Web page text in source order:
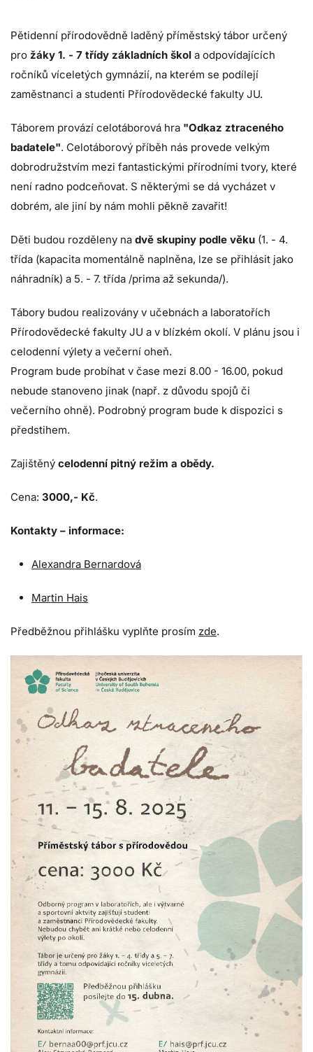
Pětidenní přírodovědně laděný příměstský tábor určený
pro žáky 1. - 7 třídy základních škol a odpovídajících
ročníků víceletých gymnázií, na kterém se podílejí
zaměstnanci a studenti Přírodovědecké fakulty JU.
Táborem provází celotáborová hra "Odkaz ztraceného
badatele". Celotáborový příběh nás provede velkým
dobrodružstvím mezi fantastickými přírodními tvory, které
není radno podceňovat. S některými se dá vycházet v
dobrém, ale jiní by nám mohli pěkně zavařit!
Děti budou rozděleny na dvě skupiny podle věku (1. - 4.
třída (kapacita momentálně naplněna, lze se přihlásit jako
náhradník) a 5. - 7. třída /prima až sekunda/).
Tábory budou realizovány v učebnách a laboratořích
Přírodovědecké fakulty JU a v blízkém okolí. V plánu jsou i
celodenní výlety a večerní oheň.
Program bude probíhat v čase mezi 8.00 - 16.00, pokud
nebude stanoveno jinak (např. z důvodu spojů či
večerního ohně). Podrobný program bude k dispozici s
předstihem.
Zajištěný celodenní pitný režim a obědy.
Cena: 3000,- Kč.
Kontakty – informace:
Alexandra Bernardová
Martin Hais
Předběžnou přihlášku vyplňte prosím zde.